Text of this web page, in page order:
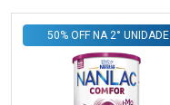
50% OFF NA 2° UNIDADE